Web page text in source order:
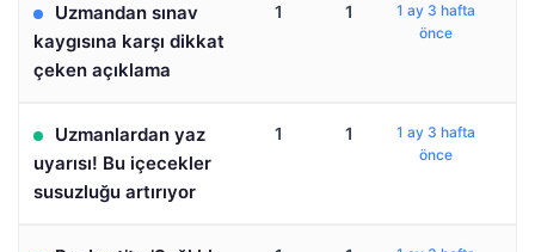
Uzmandan sınav
kaygısına karşı dikkat
çeken açıklama
1 1
1 ay 3 hafta
önce
Uzmanlardan yaz
uyarısı! Bu içecekler
susuzluğu artırıyor
1 1
1 ay 3 hafta
önce